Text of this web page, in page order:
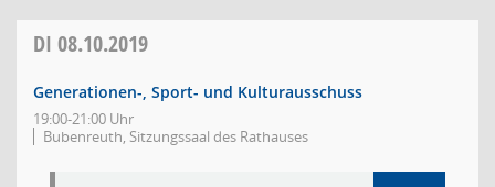
DI 08.10.2019
Generationen-, Sport- und Kulturausschuss
19:00-21:00 Uhr
Bubenreuth, Sitzungssaal des Rathauses